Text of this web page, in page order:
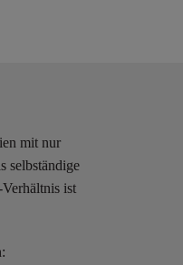
mit nur
selbständige
ist